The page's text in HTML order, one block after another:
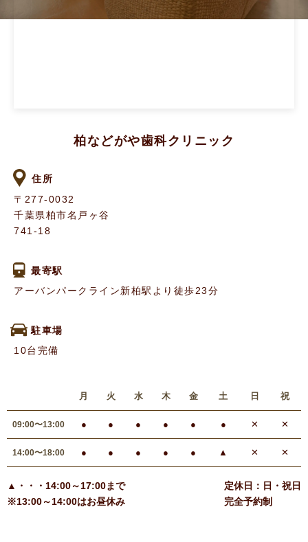
柏などがや歯科クリニック
住所
〒277-0032
千葉県柏市名戸ヶ谷
741-18
最寄駅
アーバンパークライン新柏駅より徒歩23分
駐車場
10台完備
月 火 水 木 金 土 日 祝
09:00〜13:00 ● ● ● ● ● ● ✕ ✕
14:00〜18:00 ● ● ● ● ● ▲ ✕ ✕
▲・・・14:00～17:00まで
※13:00～14:00はお昼休み
定休日：日・祝日
完全予約制